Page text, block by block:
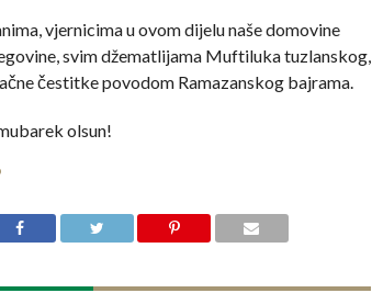
vjernicima u ovom dijelu naše domovine
svim džematlijama Muftiluka tuzlanskog,
čestitke povodom Ramazanskog bajrama.
olsun!